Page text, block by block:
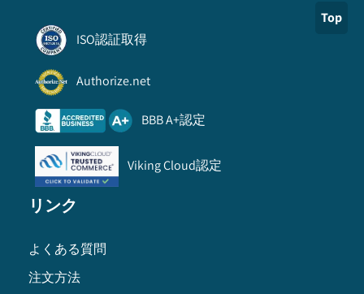
Top
ISO認証取得
Authorize.net
BBB A+認定
Viking Cloud認定
リンク
よくある質問
注文方法